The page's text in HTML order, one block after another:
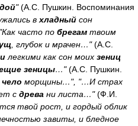
"(А.С. Пушкин. Воспоминания
в хладный сон
часто по брегам твоим
, глубок и мрачен…"(А.С.
легкими как сон моих зениц
зеницы…"(А.С. Пушкин.
морщины…", "…И страх
с древа ни листа…"(Ф.И.
твой рост, и гордый облик
завиты, и бледное